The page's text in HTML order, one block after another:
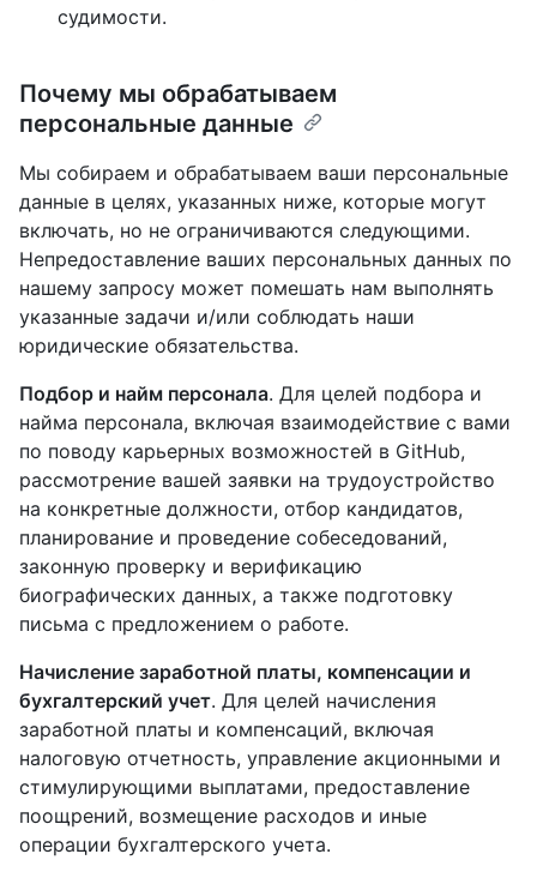
судимости.
Почему мы обрабатываем
персональные данные
Мы собираем и обрабатываем ваши персональные
данные в целях, указанных ниже, которые могут
включать, но не ограничиваются следующими.
Непредоставление ваших персональных данных по
нашему запросу может помешать нам выполнять
указанные задачи и/или соблюдать наши
юридические обязательства.
Подбор и найм персонала. Для целей подбора и
найма персонала, включая взаимодействие с вами
по поводу карьерных возможностей в GitHub,
рассмотрение вашей заявки на трудоустройство
на конкретные должности, отбор кандидатов,
планирование и проведение собеседований,
законную проверку и верификацию
биографических данных, а также подготовку
письма с предложением о работе.
Начисление заработной платы, компенсации и
бухгалтерский учет. Для целей начисления
заработной платы и компенсаций, включая
налоговую отчетность, управление акционными и
стимулирующими выплатами, предоставление
поощрений, возмещение расходов и иные
операции бухгалтерского учета.